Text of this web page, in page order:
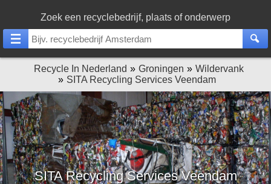
Zoek een recyclebedrijf, plaats of onderwerp
Recycle In Nederland Groningen
Wildervank
SITA Recycling Services Veendam
SITA Recycling Services Veendam